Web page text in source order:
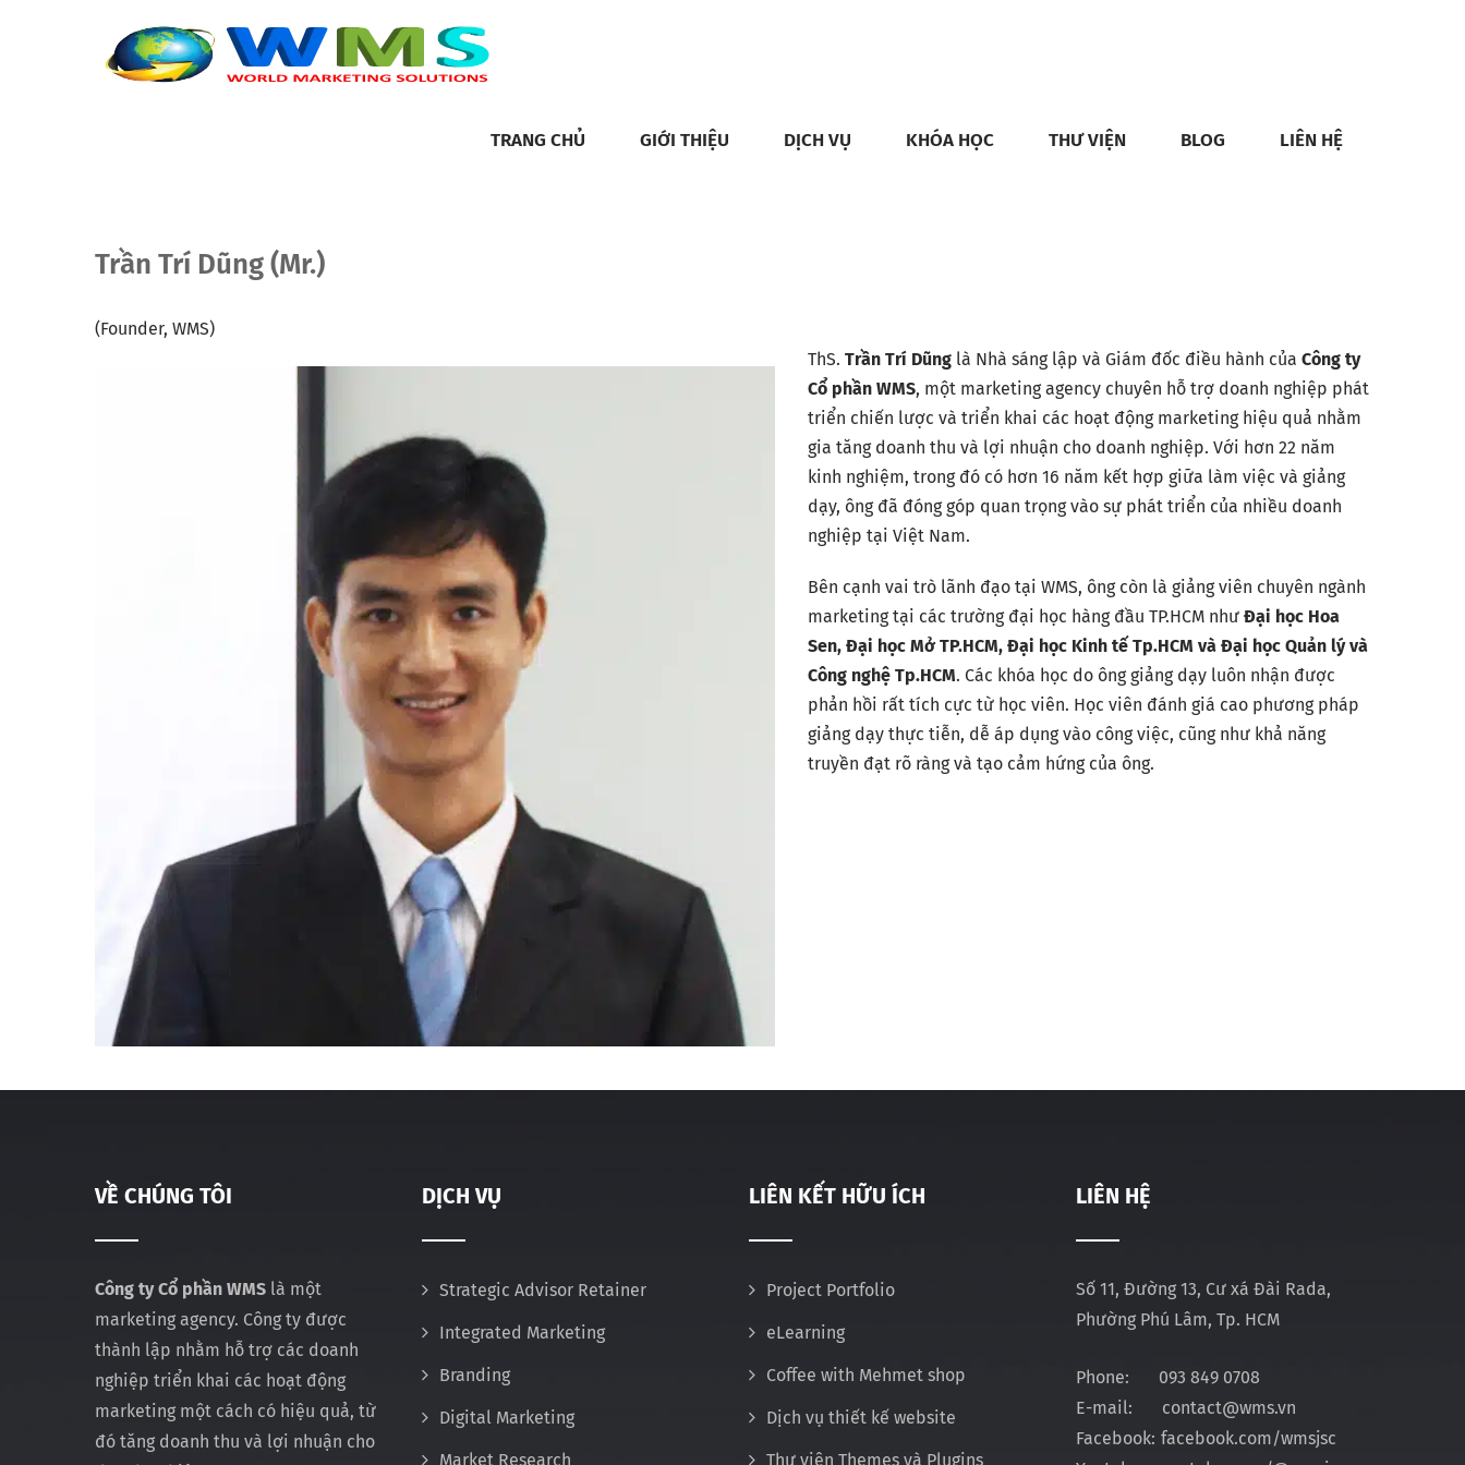
TRANG CHỦ GIỚI THIỆU DỊCH VỤ KHÓA HỌC THƯ VIỆN BLOG LIÊN HỆ
Trần Trí Dũng (Mr.)
(Founder, WMS)
ThS. Trần Trí Dũng là Nhà sáng lập và Giám đốc điều hành của Công ty
Cổ phần WMS, một marketing agency chuyên hỗ trợ doanh nghiệp phát
triển chiến lược và triển khai các hoạt động marketing hiệu quả nhằm
gia tăng doanh thu và lợi nhuận cho doanh nghiệp. Với hơn 22 năm
kinh nghiệm, trong đó có hơn 16 năm kết hợp giữa làm việc và giảng
dạy, ông đã đóng góp quan trọng vào sự phát triển của nhiều doanh
nghiệp tại Việt Nam.
Bên cạnh vai trò lãnh đạo tại WMS, ông còn là giảng viên chuyên ngành
marketing tại các trường đại học hàng đầu TP.HCM như Đại học Hoa
Sen, Đại học Mở TP.HCM, Đại học Kinh tế Tp.HCM và Đại học Quản lý và
Công nghệ Tp.HCM. Các khóa học do ông giảng dạy luôn nhận được
phản hồi rất tích cực từ học viên. Học viên đánh giá cao phương pháp
giảng dạy thực tiễn, dễ áp dụng vào công việc, cũng như khả năng
truyền đạt rõ ràng và tạo cảm hứng của ông.
VỀ CHÚNG TÔI
Công ty Cổ phần WMS là một
marketing agency. Công ty được
thành lập nhằm hỗ trợ các doanh
nghiệp triển khai các hoạt động
marketing một cách có hiệu quả, từ
đó tăng doanh thu và lợi nhuận cho
DỊCH VỤ
Strategic Advisor Retainer
Integrated Marketing
Branding
Digital Marketing
Market Research
LIÊN KẾT HỮU ÍCH
Project Portfolio
eLearning
Coffee with Mehmet shop
Dịch vụ thiết kế website
Thư viện Themes và Plugins
LIÊN HỆ
Số 11, Đường 13, Cư xá Đài Rada,
Phường Phú Lâm, Tp. HCM
Phone:
093 849 0708
E-mail:
contact@wms.vn
Facebook: facebook.com/wmsjsc